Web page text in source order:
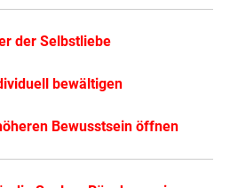
der Selbstliebe
bewältigen
Bewusstsein öffnen